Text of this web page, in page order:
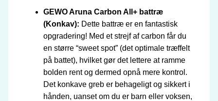
GEWO Aruna Carbon All+ battræ
(Konkav): Dette battræ er en fantastisk
opgradering! Med et strejf af carbon får du
en større “sweet spot” (det optimale træffelt
på battet), hvilket gør det lettere at ramme
bolden rent og dermed opnå mere kontrol.
Det konkave greb er behageligt og sikkert i
hånden, uanset om du er barn eller voksen,